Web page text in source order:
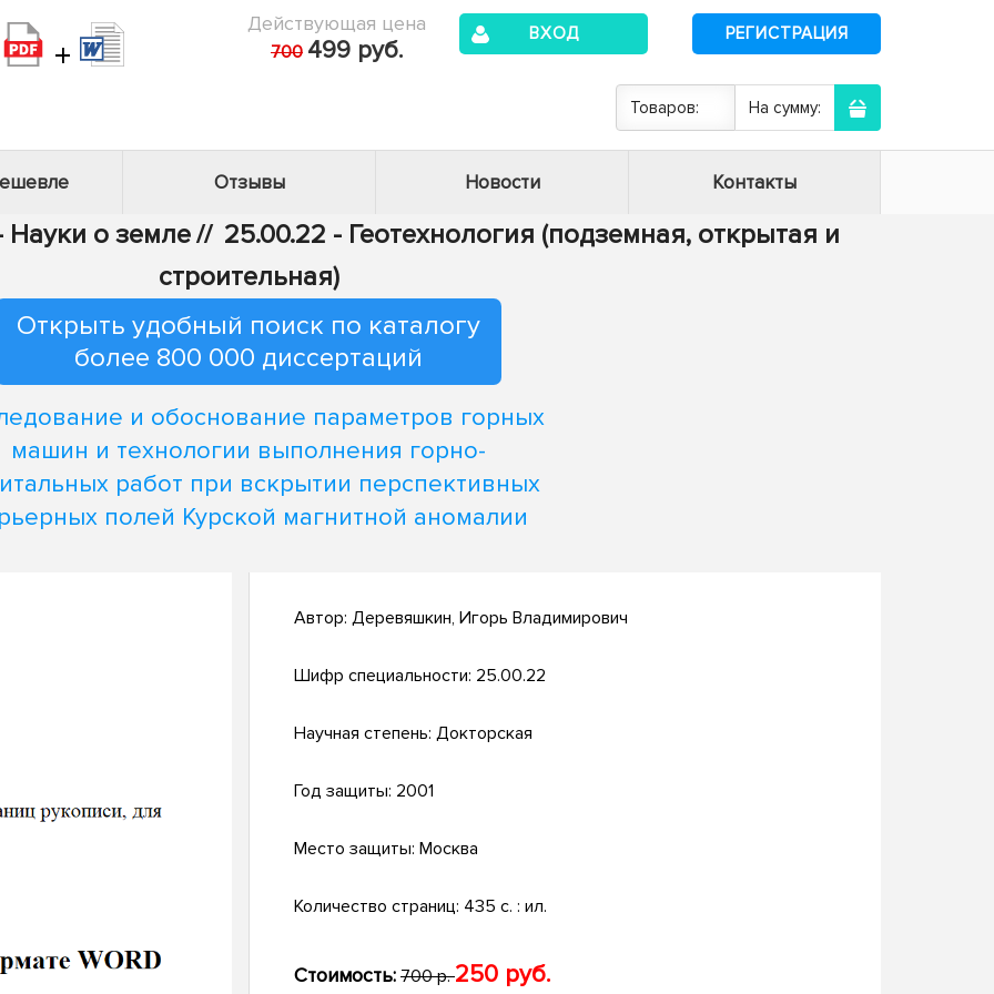
+
Действующая цена
700 499 руб.
ВХОД РЕГИСТРАЦИЯ
Товаров: На сумму:
Отзывы Новости Контакты
Науки о земле// 25.00.22 - Геотехнология (подземная, открытая и
строительная)
Открыть удобный поиск по каталогу
более 800 000 диссертаций
и обоснование параметров горных
машин и технологии выполнения горно-
работ при вскрытии перспективных
полей Курской магнитной аномалии
Автор: Деревяшкин, Игорь Владимирович
Шифр специальности: 25.00.22
Научная степень: Докторская
Год защиты: 2001
Место защиты: Москва
Количество страниц: 435 с. : ил.
Стоимость: 700 р.250 руб.